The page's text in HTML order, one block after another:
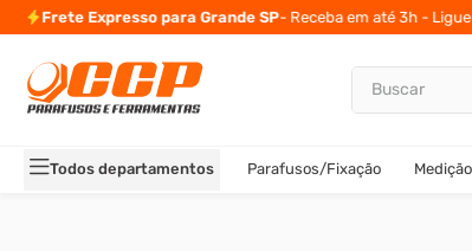
10% de descontopara pagamento via Pix ou Boleto
Buscar
Todos departamentos Parafusos/Fixação Medição
TERMOS MAIS BUSCADOS
2º
porca